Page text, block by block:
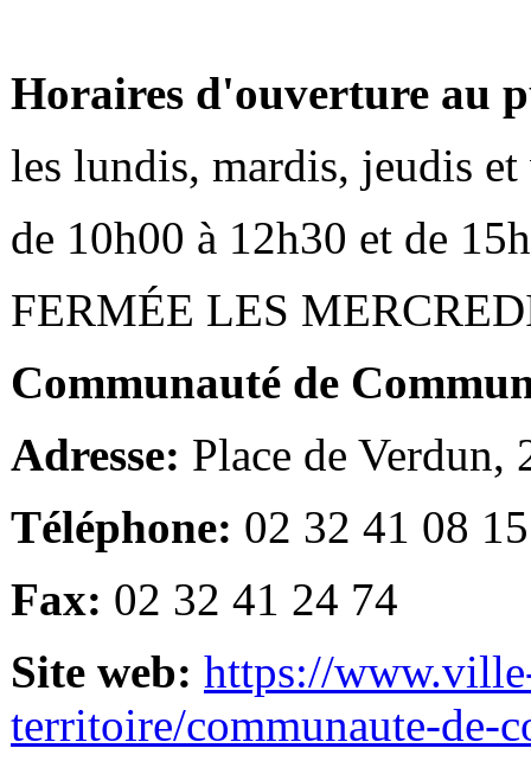
Horaires d'ouverture au
les lundis, mardis, jeudis et
de 10h00 à 12h30 et de
FERMÉE LES
Communauté de
Adresse: Place de Verdun,
Téléphone: 02 32 41 08 15
Fax: 02 32 41 24 74
Site web: https://
territoire/communaute-de-